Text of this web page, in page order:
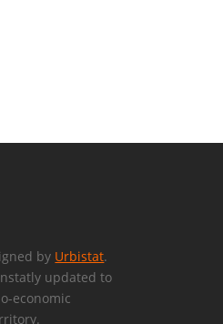
by Urbistat.
updated to
economic